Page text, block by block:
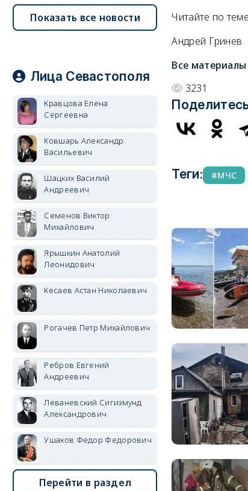
Читайте по
Андрей Гринев
Все
3231
Теги: МЧС
Показать все новости
Лица Севастополя
Кравцова Елена
Сергеевна
Ковшарь Александр
Васильевич
Шацких Василий
Андреевич
Семенов Виктор
Михайлович
Ярышкин Анатолий
Леонидович
Кесаев Астан Николаевич
Рогачев Петр Михайлович
Ребров Евгений
Андреевич
Леваневский Сигизмунд
Александрович
Ушаков Федор Федорович
Перейти в раздел